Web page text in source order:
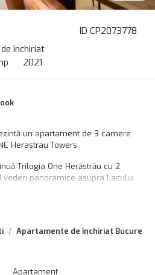
ID CP2073778
închiriat
2021
Apartamente de închiriat Bucuresti
un apartament de 3 camere
Herastrau Towers.
Trilogia One Herăstrău cu 2
panoramice asupra Lacului
rezidențiale, de birouri și
Apartament